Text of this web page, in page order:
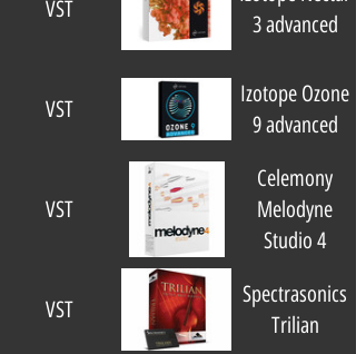
VST
3 advanced
VST
Izotope Ozone
9 advanced
VST
Celemony
Melodyne
Studio 4
VST
Spectrasonics
Trilian